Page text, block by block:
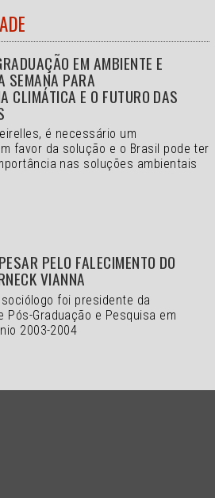
EM AMBIENTE E
SEMANA PARA
CLIMÁTICA E O FUTURO DAS
é necessário um
favor da solução e o Brasil pode ter
nas soluções ambientais
PELO FALECIMENTO DO
VIANNA
foi presidente da
Pós-Graduação e Pesquisa em
2003-2004